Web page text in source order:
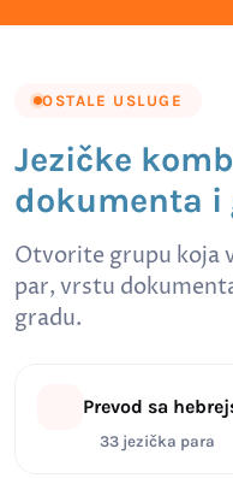
OSTALE USLUGE
Jezičke
dokumenta i
Otvorite grupu koja
par, vrstu
gradu.
Prevod sa
33 jezička para